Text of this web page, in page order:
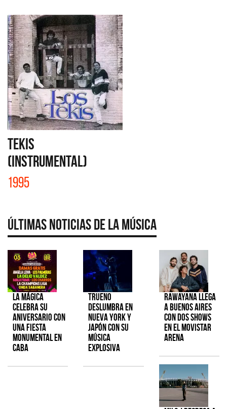
TEKIS
(INSTRUMENTAL)
1995
Últimas Noticias de la Música
La Mágica
celebra su
aniversario con
una fiesta
monumental en
CABA
TRUENO
deslumbra en
Nueva York y
Japón con su
música
explosiva
Rawayana llega
a Buenos Aires
con dos shows
en el Movistar
Arena